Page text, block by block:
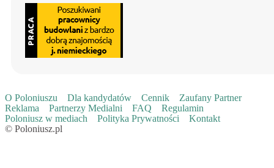
O Poloniuszu Dla kandydatów Cennik
Zaufany Partner
Reklama
Partnerzy Medialni FAQ
Regulamin
Poloniusz w mediach
Polityka Prywatności
Kontakt
© Poloniusz.pl